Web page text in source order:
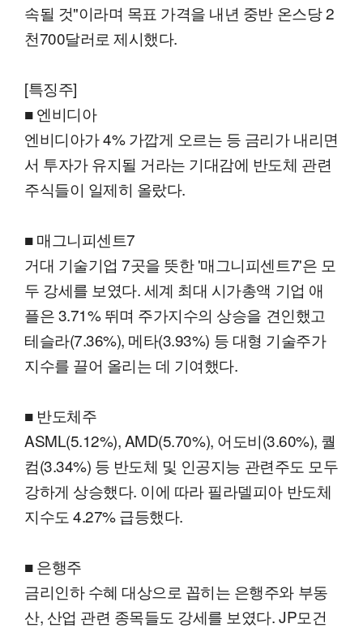
속될 것"이라며 목표 가격을 내년 중반 온스당 2
천700달러로 제시했다.
[특징주]
■ 엔비디아
엔비디아가 4% 가깝게 오르는 등 금리가 내리면
서 투자가 유지될 거라는 기대감에 반도체 관련
주식들이 일제히 올랐다.
■ 매그니피센트7
거대 기술기업 7곳을 뜻한 '매그니피센트7'은 모
두 강세를 보였다. 세계 최대 시가총액 기업 애
플은 3.71% 뛰며 주가지수의 상승을 견인했고
테슬라(7.36%), 메타(3.93%) 등 대형 기술주가
지수를 끌어 올리는 데 기여했다.
■ 반도체주
ASML(5.12%), AMD(5.70%), 어도비(3.60%), 퀄
컴(3.34%) 등 반도체 및 인공지능 관련주도 모두
강하게 상승했다. 이에 따라 필라델피아 반도체
지수도 4.27% 급등했다.
■ 은행주
금리인하 수혜 대상으로 꼽히는 은행주와 부동
산, 산업 관련 종목들도 강세를 보였다. JP모건